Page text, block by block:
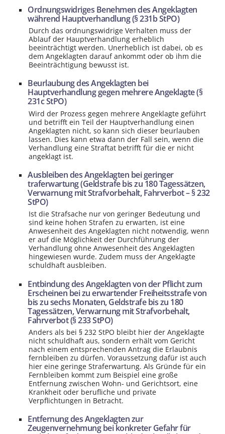
Ordnungswidriges Benehmen des Angeklagten
während Hauptverhandlung (§ 231b StPO)
Durch das ordnungswidrige Verhalten muss der
Ablauf der Hauptverhandlung erheblich
beeinträchtigt werden. Unerheblich ist dabei, ob es
dem Angeklagten darauf ankommt oder ob ihm die
Beeinträchtigung bewusst ist.
Beurlaubung des Angeklagten bei
Hauptverhandlung gegen mehrere Angeklagte (§
231c StPO)
Wird der Prozess gegen mehrere Angeklagte geführt
und betrifft ein Teil der Hauptverhandlung einen
Angeklagten nicht, so kann sich dieser beurlauben
lassen. Dies kann etwa dann der Fall sein, wenn die
Verhandlung eine Straftat betrifft für die er nicht
angeklagt ist.
Ausbleiben des Angeklagten bei geringer
traferwartung (Geldstrafe bis zu 180 Tagessätzen,
Verwarnung mit Strafvorbehalt, Fahrverbot – § 232
StPO)
Ist die Strafsache nur von geringer Bedeutung und
sind keine hohen Strafen zu erwarten, ist eine
Anwesenheit des Angeklagten nicht notwendig, wenn
er auf die Möglichkeit der Durchführung der
Verhandlung ohne Anwesenheit des Angeklagten
hingewiesen wurde. Zudem muss der Angeklagte
schuldhaft ausbleiben.
Entbindung des Angeklagten von der Pflicht zum
Erscheinen bei zu erwartender Freiheitsstrafe von
bis zu sechs Monaten, Geldstrafe bis zu 180
Tagessätzen, Verwarnung mit Strafvorbehalt,
Fahrverbot (§ 233 StPO)
Anders als bei § 232 StPO bleibt hier der Angeklagte
nicht schuldhaft aus, sondern erhält vom Gericht
nach einem entsprechenden Antrag die Erlaubnis
fernbleiben zu dürfen. Voraussetzung dafür ist auch
hier eine geringe Straferwartung. Als Gründe für ein
Fernbleiben kommt zum Beispiel eine große
Entfernung zwischen Wohn- und Gerichtsort, eine
Krankheit oder berufliche und private
Verpflichtungen in Betracht.
Entfernung des Angeklagten zur
Zeugenvernehmung bei konkreter Gefahr für